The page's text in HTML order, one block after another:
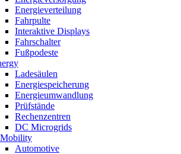
Energieverteilung
Fahrpulte
Interaktive Displays
Fahrschalter
Fußpodeste
Ladesäulen
Energiespeicherung
Energieumwandlung
Prüfstände
Rechenzentren
DC Microgrids
Automotive